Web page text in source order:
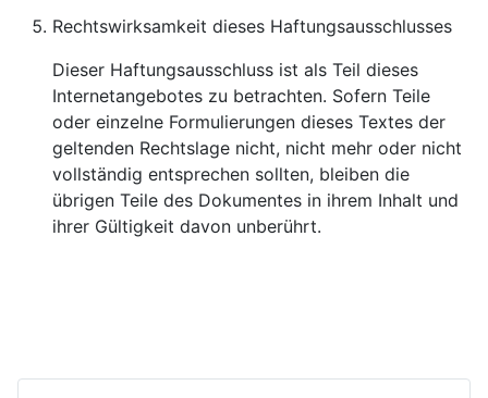
Rechtswirksamkeit dieses Haftungsausschlusses
Dieser Haftungsausschluss ist als Teil dieses
Internetangebotes zu betrachten. Sofern Teile
oder einzelne Formulierungen dieses Textes der
geltenden Rechtslage nicht, nicht mehr oder nicht
vollständig entsprechen sollten, bleiben die
übrigen Teile des Dokumentes in ihrem Inhalt und
ihrer Gültigkeit davon unberührt.